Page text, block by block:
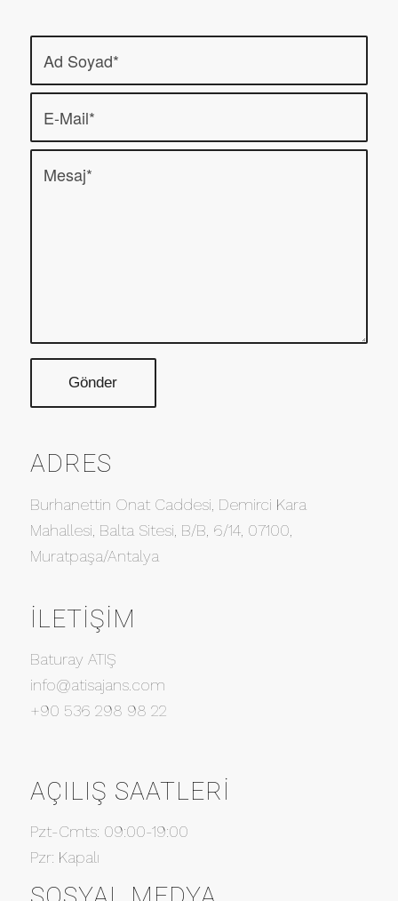
ADRES
Burhanettin Onat Caddesi, Demirci Kara
Mahallesi, Balta Sitesi, B/B, 6/14, 07100,
Muratpaşa/Antalya
İLETIŞIM
Baturay ATIŞ
info@atisajans.com
+90 536 298 98 22
AÇILIŞ SAATLERI
Pzt-Cmts: 09:00-19:00
Pzr: Kapalı